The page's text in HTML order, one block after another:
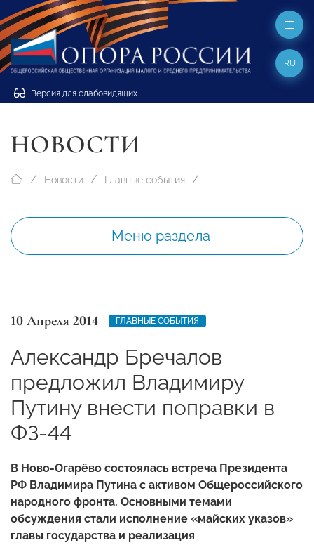
Версия для слабовидящих
RU
НОВОСТИ
Новости Главные события
Меню раздела
10 Апреля 2014 ГЛАВНЫЕ СОБЫТИЯ
Александр Бречалов
предложил Владимиру
Путину внести поправки в
ФЗ-44
В Ново-Огарёво состоялась встреча Президента
РФ Владимира Путина с активом Общероссийского
народного фронта. Основными темами
обсуждения стали исполнение «майских указов»
главы государства и реализация